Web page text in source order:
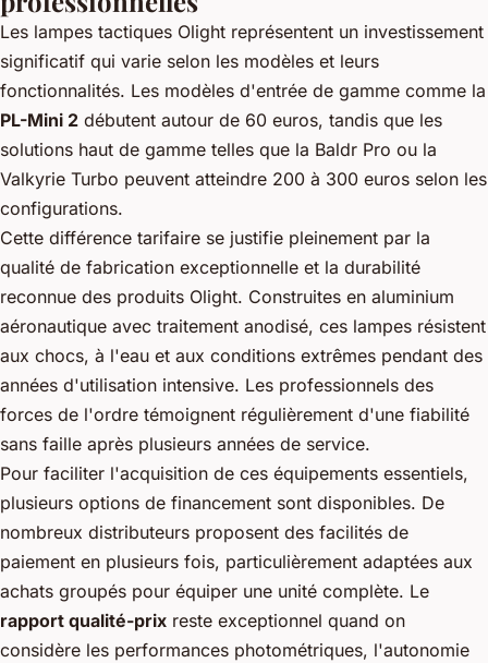
Les lampes tactiques Olight représentent un investissement
significatif qui varie selon les modèles et leurs
fonctionnalités. Les modèles d'entrée de gamme comme la
PL-Mini 2 débutent autour de 60 euros, tandis que les
solutions haut de gamme telles que la Baldr Pro ou la
Valkyrie Turbo peuvent atteindre 200 à 300 euros selon les
configurations.
Cette différence tarifaire se justifie pleinement par la
qualité de fabrication exceptionnelle et la durabilité
reconnue des produits Olight. Construites en aluminium
aéronautique avec traitement anodisé, ces lampes résistent
aux chocs, à l'eau et aux conditions extrêmes pendant des
années d'utilisation intensive. Les professionnels des
forces de l'ordre témoignent régulièrement d'une fiabilité
sans faille après plusieurs années de service.
Pour faciliter l'acquisition de ces équipements essentiels,
plusieurs options de financement sont disponibles. De
nombreux distributeurs proposent des facilités de
paiement en plusieurs fois, particulièrement adaptées aux
achats groupés pour équiper une unité complète. Le
rapport qualité-prix reste exceptionnel quand on
considère les performances photométriques, l'autonomie